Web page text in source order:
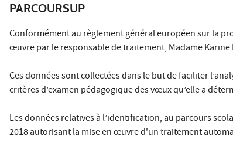
PARCOURSUP
Conformément au règlement général européen sur la
œuvre par le responsable de traitement, Madame Karine
Ces données sont collectées dans le but de faciliter
critères d’examen pédagogique des vœux qu’elle a
Les données relatives à l’identification, au parcours
2018 autorisant la mise en œuvre d'un traitement